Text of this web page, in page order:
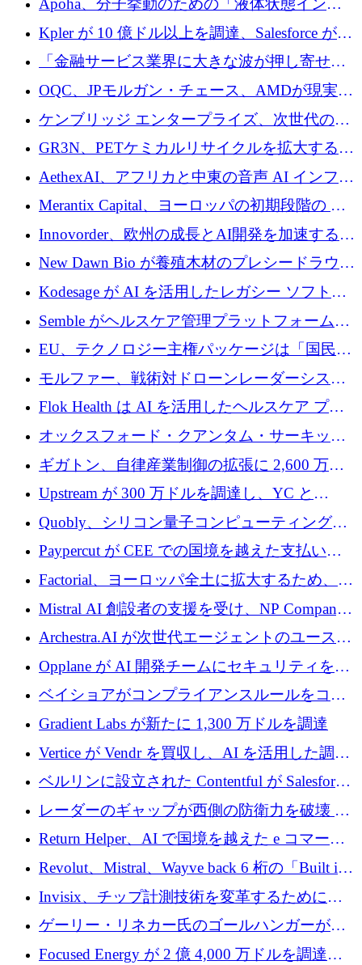
の資本シフトを呼びかけ
Apoha、分子挙動のための「液体状態インテ
リジェンス」を構築するために3,600万ドルを
かけてステルス状態から出現
Kpler が 10 億ドル以上を調達、Salesforce が
Contentful を買収、Built in Europe キャンペー
ンを開始
「金融サービス業界に大きな波が押し寄せて
いる」と「欧州初のAIネイティブ銀行」のボ
スが語る
OQC、JPモルガン・チェース、AMDが現実世
界のフィンテック・アプリケーションを探索
するためにQuantum-AIデータセンターを立ち
上げ
ケンブリッジ エンタープライズ、次世代のデ
ィープテック創設者向けにロンドンの出発点
を構築
GR3N、PETケミカルリサイクルを拡大するた
めにシリーズBで1,550万ユーロを調達
AethexAI、アフリカと中東の音声 AI インフラ
ストラクチャを構築するために 300 万ドルを
Merantix Capital、ヨーロッパの初期段階の AI
スタートアップ向けに 1 億 300 万ユーロのフ
ァンドを立ち上げる
Innovorder、欧州の成長とAI開発を加速するた
めに2,000万ユーロを確保
New Dawn Bio が養殖木材のプレシードラウン
ドで 210 万ユーロを調達
Kodesage が AI を活用したレガシー ソフトウ
ェアの最新化のために 660 万ドルを調達
Semble がヘルスケア管理プラットフォームを
拡大するためにシリーズ C で 3,000 万ポンド
を調達
EU、テクノロジー主権パッケージは「国民の
保護」に関するものだと発言
モルファー、戦術対ドローンレーダーシステ
ムを最前線に近づけるために150万ユーロを調
Flok Health は AI を活用したヘルスケア プラ
ットフォームの成長に 1,250 万ドルを投資
オックスフォード・クアンタム・サーキット
が「成人向け」2億6,000万ポンドの資金調達
ラウンドを獲得
ギガトン、自律産業制御の拡張に 2,600 万ド
ルを調達
Upstream が 300 万ドルを調達し、YC と
Xavier Niel が支援する共同 AI 受信箱を立ち上
げる
Quobly、シリコン量子コンピューティングの
商用化のためにシリーズ A で 1 億 1,500 万ユ
ーロを調達
Paypercut が CEE での国境を越えた支払いを
拡大するために 500 万ユーロを確保
Factorial、ヨーロッパ全土に拡大するため、25
億ドルの評価額で1億5,000万ドルのシリーズD
Mistral AI 創設者の支援を受け、NP Company
がエンジニアリング向け AI を推進するために
600 万ユーロのプレシードを確保
Archestra.AI が次世代エージェントのユースケ
ースを実現するために 1,000 万ドルを調達
Opplane が AI 開発チームにセキュリティをも
たらすために 450 万ユーロを調達
ベイショアがコンプライアンスルールをコー
ド化するために800万ドルを調達
Gradient Labs が新たに 1,300 万ドルを調達
Vertice が Vendr を買収し、AI を活用した調達
インテリジェンス プラットフォームを構築
ベルリンに設立された Contentful が Salesforce
に買収される
レーダーのギャップが西側の防衛力を破壊 —
そしてベルリンのチップスタートアップがそ
れを埋める
Return Helper、AI で国境を越えた e コマース
の返品を利益に変えるシリーズ A で 400 万ド
ルを調達
Revolut、Mistral、Wayve back 6 桁の「Built in
Europe」キャンペーン
Invisix、チップ計測技術を変革するために
2,000 万ユーロのシードラウンドを完了
ゲーリー・リネカー氏のゴールハンガーがVC
事業を開始
Focused Energy が 2 億 4,000 万ドルを調達、